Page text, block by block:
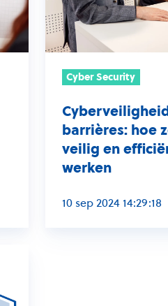
en
efficiënt
kunnen
werken
Cyber Security
barrières: hoe
veilig en
werken
10 sep 2024 14:29:18